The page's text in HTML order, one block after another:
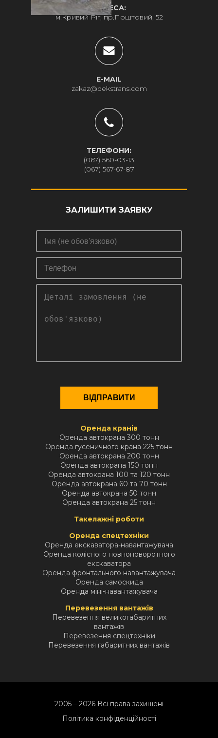
АДРЕСА:
м.Кривий Ріг, пр.Поштовий, 52
E-MAIL
zakaz@dekstrans.com
ТЕЛЕФОНИ:
(067) 560-03-13
(067) 567-67-87
ЗАЛИШИТИ ЗАЯВКУ
Оренда кранів
Оренда автокрана 300 тонн
Оренда гусеничного крана 225 тонн
Оренда автокрана 200 тонн
Оренда автокрана 150 тонн
Оренда автокрана 100 та 120 тонн
Оренда автокрана 60 та 70 тонн
Оренда автокрана 50 тонн
Оренда автокрана 25 тонн
Такелажні роботи
Оренда спецтехніки
Оренда екскаватора-навантажувача
Оренда колісного повноповоротного
екскаватора
Оренда фронтального навантажувача
Оренда самоскида
Оренда міні-навантажувача
Перевезення вантажів
Перевезення великогабаритних
вантажів
Перевезення спецтехніки
Перевезення габаритних вантажів
2005 – 2026 Всі права захищені
Політика конфіденційності